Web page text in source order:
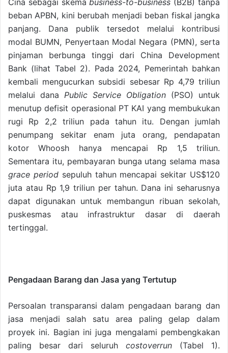
Cina sebagai skemabusiness-to-business (B2B) tanpa
beban APBN, kini berubah menjadi beban fiskal jangka
panjang. Dana publik tersedot melalui kontribusi
modal BUMN, Penyertaan Modal Negara (PMN), serta
pinjaman berbunga tinggi dari China Development
Bank (lihat Tabel 2). Pada 2024, Pemerintah bahkan
kembali mengucurkan subsidi sebesar Rp 4,79 triliun
melalui dana Public Ser­vice Obligation (PSO) untuk
menutup defisit operasional PT KAI yang membukukan
rugi Rp 2,2 triliun pada tahun itu. Dengan jumlah
penumpang sekitar enam juta orang, pendapatan
kotor Whoosh hanya mencapai Rp 1,5 triliun.
Sementara itu, pembayaran bunga utang selama masa
grace periodsepuluh tahun mencapai sekitar US$120
juta atau Rp 1,9 triliun per tahun. Dana ini seharusnya
dapat digunakan untuk membangun ribuan sekolah,
puskesmas atau infrastruktur dasar di daerah
tertinggal.
Pengadaan Barang dan Jasa yang Tertutup
Persoalan transparansi dalam pengadaan barang dan
jasa menjadi salah satu area paling gelap dalam
proyek ini. Bagian ini juga mengalami pembengkakan
paling besar dari seluruh costoverrun (Tabel 1).